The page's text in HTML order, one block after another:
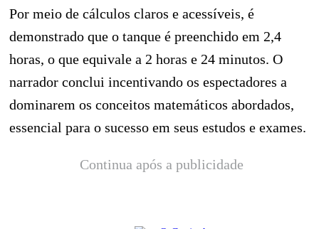
Por meio de cálculos claros e acessíveis, é
demonstrado que o tanque é preenchido em 2,4
horas, o que equivale a 2 horas e 24 minutos. O
narrador conclui incentivando os espectadores a
dominarem os conceitos matemáticos abordados,
essencial para o sucesso em seus estudos e exames.
Continua após a publicidade